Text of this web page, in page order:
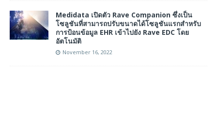
Medidata เปิดตัว Rave Companion ซึ่งเป็น
โซลูชันที่สามารถปรับขนาดได้โซลูชันแรกสำหรับ
การป้อนข้อมูล EHR เข้าไปยัง Rave EDC โดย
อัตโนมัติ
November 16, 2022